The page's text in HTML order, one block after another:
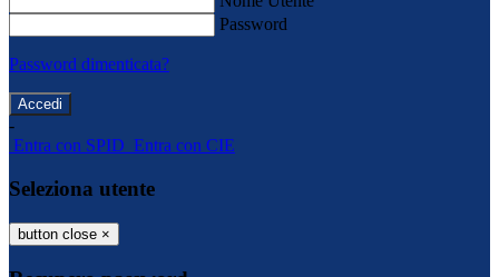
Password
Password dimenticata?
-
Entra con SPID Entra con CIE
Seleziona utente
button close ×